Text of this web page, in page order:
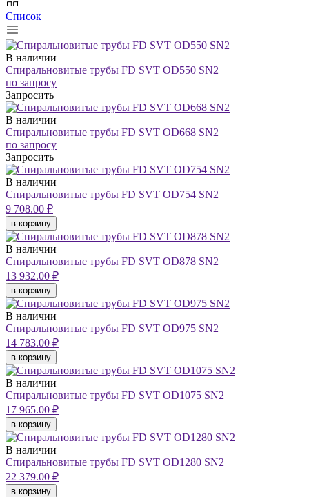
Список
В наличии
Спиральновитые трубы FD SVT OD550 SN2
по запросу
Запросить
В наличии
Спиральновитые трубы FD SVT OD668 SN2
по запросу
Запросить
В наличии
Спиральновитые трубы FD SVT OD754 SN2
9 708.00 ₽
в корзину
В наличии
Спиральновитые трубы FD SVT OD878 SN2
13 932.00 ₽
в корзину
В наличии
Спиральновитые трубы FD SVT OD975 SN2
14 783.00 ₽
в корзину
В наличии
Спиральновитые трубы FD SVT OD1075 SN2
17 965.00 ₽
в корзину
В наличии
Спиральновитые трубы FD SVT OD1280 SN2
22 379.00 ₽
в корзину